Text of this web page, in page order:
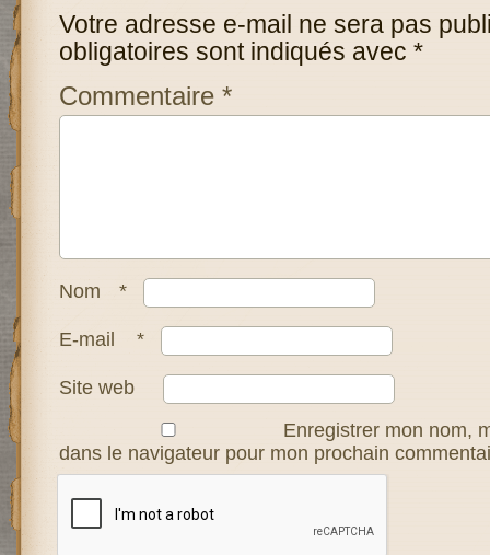
Votre adresse e-mail ne sera pas
obligatoires sont indiqués avec *
Commentaire *
Nom *
E-mail *
Site web
Enregistrer mon nom,
dans le navigateur pour mon prochain